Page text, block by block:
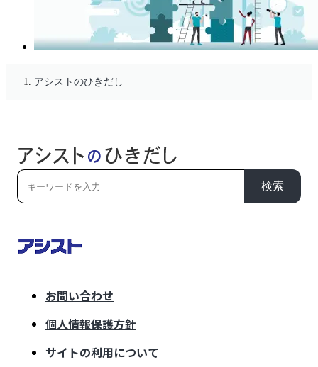
アシストのひきだし
検索
お問い合わせ
個人情報保護方針
サイトの利用について